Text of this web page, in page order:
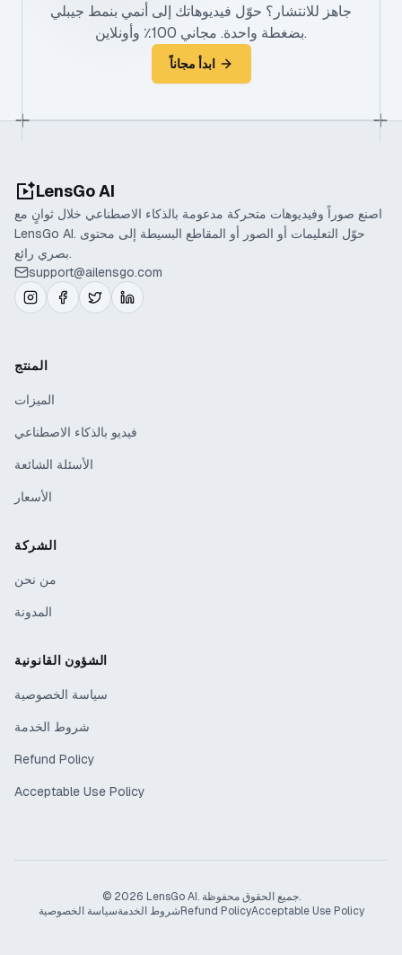
جاهز للانتشار؟ حوّل فيديوهاتك إلى أنمي بنمط جيبلي
بضغطة واحدة. مجاني 100٪ وأونلاين.
ابدأ مجاناً
LensGo AI
اصنع صوراً وفيديوهات متحركة مدعومة بالذكاء الاصطناعي خلال ثوانٍ مع
LensGo AI. حوّل التعليمات أو الصور أو المقاطع البسيطة إلى محتوى
بصري رائع.
support@ailensgo.com
المنتج
الميزات
فيديو بالذكاء الاصطناعي
الأسئلة الشائعة
الأسعار
الشركة
من نحن
المدونة
الشؤون القانونية
سياسة الخصوصية
شروط الخدمة
Refund Policy
Acceptable Use Policy
© 2026 LensGo AI. جميع الحقوق محفوظة.
سياسة الخصوصيةشروط الخدمةRefund PolicyAcceptable Use Policy